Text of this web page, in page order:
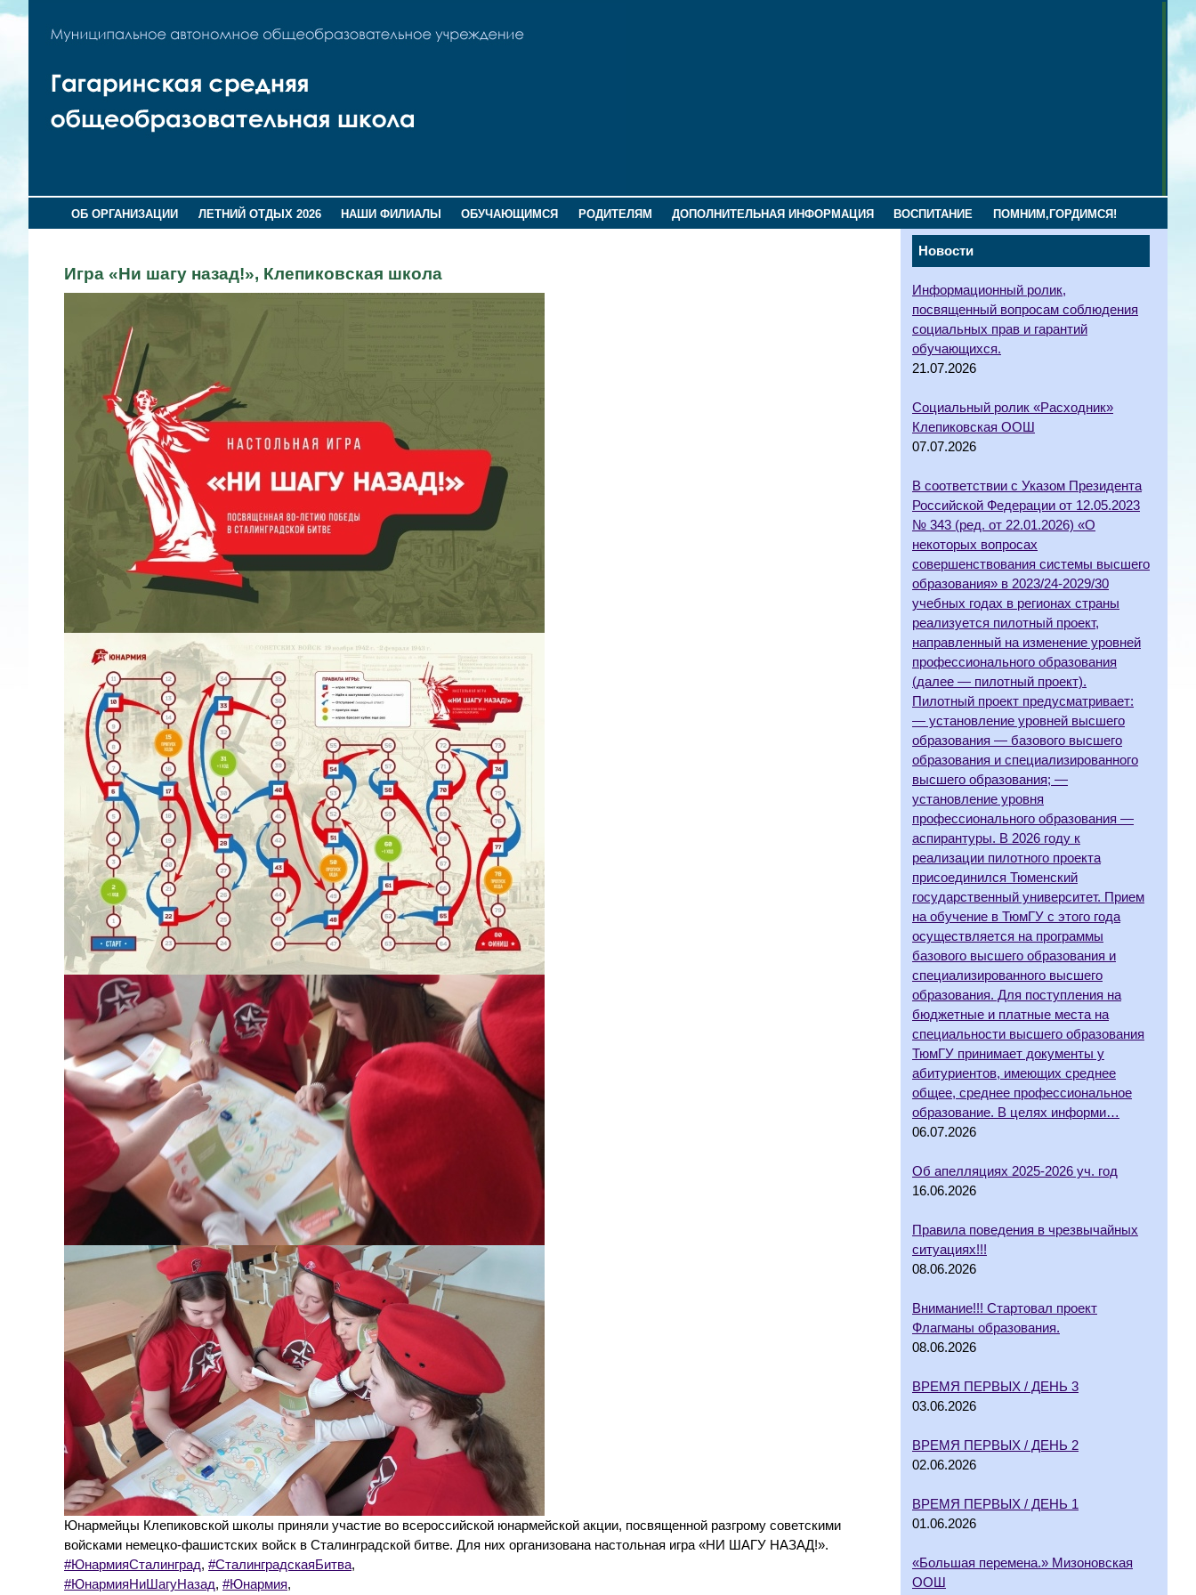
ОБ ОРГАНИЗАЦИИ ЛЕТНИЙ ОТДЫХ 2026 НАШИ ФИЛИАЛЫ ОБУЧАЮЩИМСЯ РОДИТЕЛЯМ ДОПОЛНИТЕЛЬНАЯ ИНФОРМАЦИЯ ВОСПИТАНИЕ ПОМНИМ,ГОРДИМСЯ!
Новости
Информационный ролик,
посвященный вопросам соблюдения
социальных прав и гарантий
обучающихся.
21.07.2026
Социальный ролик «Расходник»
Клепиковская ООШ
07.07.2026
В соответствии с Указом Президента
Российской Федерации от 12.05.2023
№ 343 (ред. от 22.01.2026) «О
некоторых вопросах
совершенствования системы высшего
образования» в 2023/24-2029/30
учебных годах в регионах страны
реализуется пилотный проект,
направленный на изменение уровней
профессионального образования
(далее — пилотный проект).
Пилотный проект предусматривает:
— установление уровней высшего
образования — базового высшего
образования и специализированного
высшего образования; —
установление уровня
профессионального образования —
аспирантуры. В 2026 году к
реализации пилотного проекта
присоединился Тюменский
государственный университет. Прием
на обучение в ТюмГУ с этого года
осуществляется на программы
базового высшего образования и
специализированного высшего
образования. Для поступления на
бюджетные и платные места на
специальности высшего образования
ТюмГУ принимает документы у
абитуриентов, имеющих среднее
общее, среднее профессиональное
образование. В целях информи…
06.07.2026
Об апелляциях 2025-2026 уч. год
16.06.2026
Правила поведения в чрезвычайных
ситуациях!!!
08.06.2026
Внимание!!! Стартовал проект
Флагманы образования.
08.06.2026
ВРЕМЯ ПЕРВЫХ / ДЕНЬ 3
03.06.2026
ВРЕМЯ ПЕРВЫХ / ДЕНЬ 2
02.06.2026
ВРЕМЯ ПЕРВЫХ / ДЕНЬ 1
01.06.2026
«Большая перемена.» Мизоновская
ООШ
Игра «Ни шагу назад!», Клепиковская школа
Юнармейцы Клепиковской школы приняли участие во всероссийской юнармейской акции, посвященной разгрому советскими
войсками немецко-фашистских войск в Сталинградской битве. Для них организована настольная игра «НИ ШАГУ НАЗАД!».
#ЮнармияСталинград, #СталинградскаяБитва,
#ЮнармияНиШагуНазад, #Юнармия,